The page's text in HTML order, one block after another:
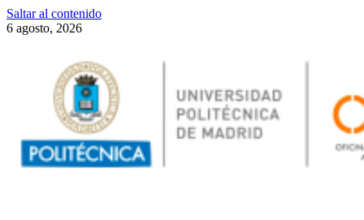
Saltar al contenido
6 agosto, 2026